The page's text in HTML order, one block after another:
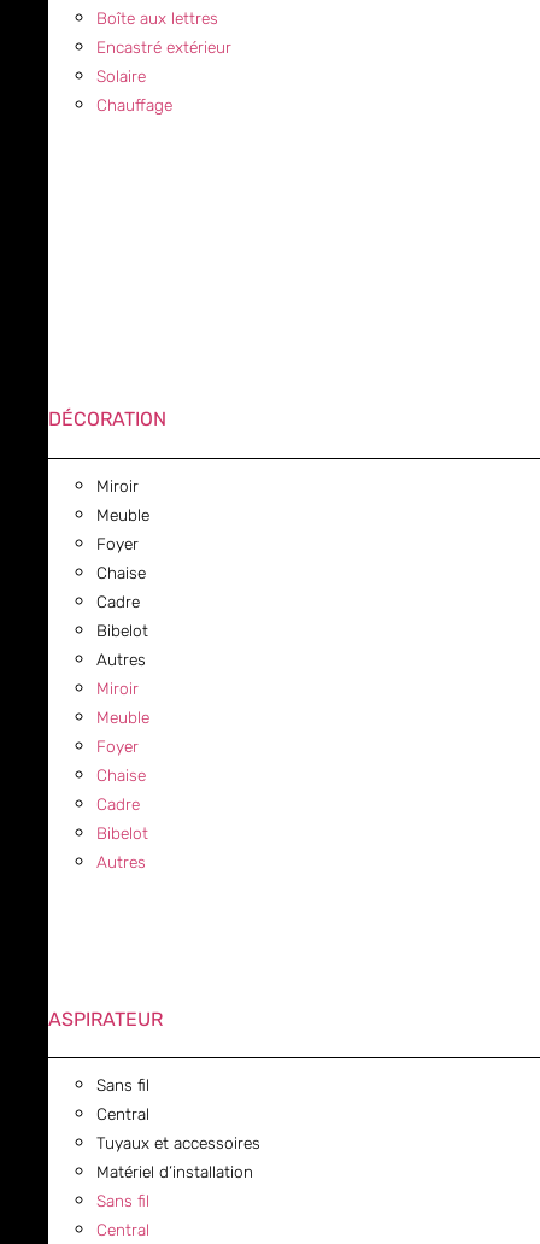
Boîte aux lettres
Encastré extérieur
Solaire
Chauffage
DÉCORATION
Miroir
Meuble
Foyer
Chaise
Cadre
Bibelot
Autres
Miroir
Meuble
Foyer
Chaise
Cadre
Bibelot
Autres
ASPIRATEUR
Sans fil
Central
Tuyaux et accessoires
Matériel d’installation
Sans fil
Central